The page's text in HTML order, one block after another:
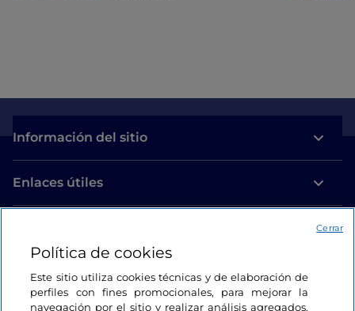
Información del sitio
Enlaces útiles
Estamos en contacto
Política de cookies
Este sitio utiliza cookies técnicas y de elaboración de
perfiles con fines promocionales, para mejorar la
navegación por el sitio y realizar análisis agregados.
Cerrar